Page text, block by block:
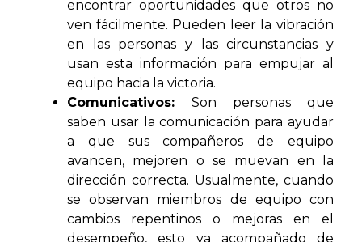
encontrar oportunidades que otros no
ven fácilmente. Pueden leer la vibración
en las personas y las circunstancias y
usan esta información para empujar al
equipo hacia la victoria.
Comunicativos: Son personas que
saben usar la comunicación para ayudar
a que sus compañeros de equipo
avancen, mejoren o se muevan en la
dirección correcta. Usualmente, cuando
se observan miembros de equipo con
cambios repentinos o mejoras en el
desempeño, esto va acompañado de